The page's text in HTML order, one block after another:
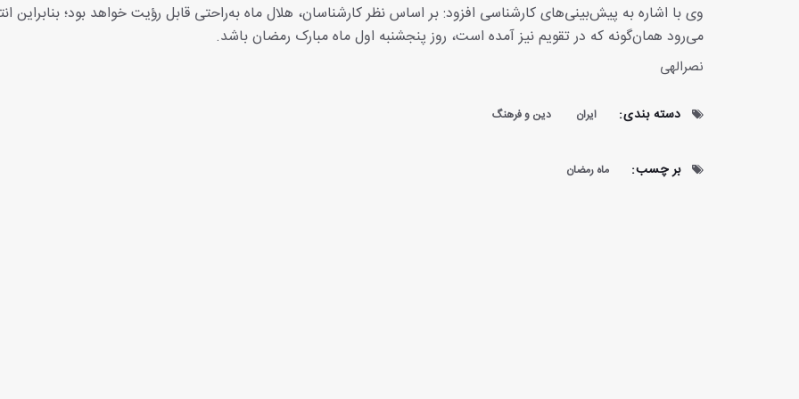
وی با اشاره به پیش‌بینی‌های کارشناسی افزود: بر اساس نظر کارشناسان، هلال ماه به‌راحتی قابل رؤیت خواهد بود؛ بنابراین
می‌رود همان‌گونه که در تقویم نیز آمده است، روز پنجشنبه اول ماه مبارک رمضان باشد.
نصرالهی
دسته بندی: ایران دین و فرهنگ
بر چسب: ماه رمضان